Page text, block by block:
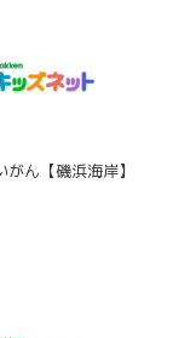
がん【磯浜海岸】